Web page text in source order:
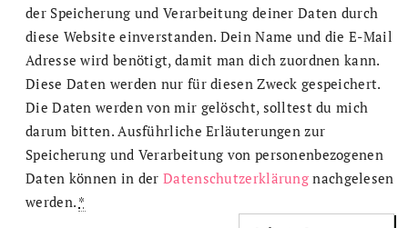
der Speicherung und Verarbeitung deiner Daten durch
diese Website einverstanden. Dein Name und die E-Mail
Adresse wird benötigt, damit man dich zuordnen kann.
Diese Daten werden nur für diesen Zweck gespeichert.
Die Daten werden von mir gelöscht, solltest du mich
darum bitten. Ausführliche Erläuterungen zur
Speicherung und Verarbeitung von personenbezogenen
Daten können in derDatenschutzerklärung nachgelesen
werden. *